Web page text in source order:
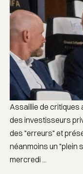
Assaillie de critiques
des investisseurs
des "erreurs" et
néanmoins un "plein
mercredi ...